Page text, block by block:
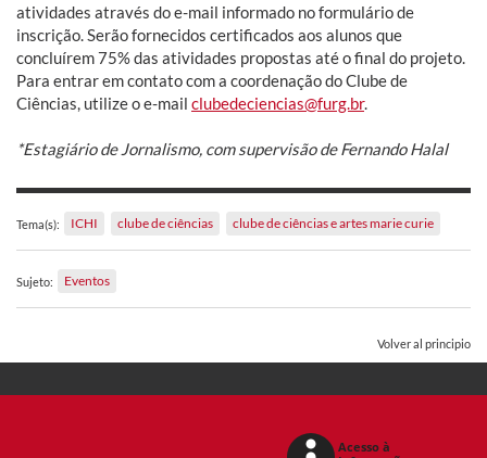
atividades através do e-mail informado no formulário de
inscrição. Serão fornecidos certificados aos alunos que
concluírem 75% das atividades propostas até o final do projeto.
Para entrar em contato com a coordenação do Clube de
Ciências, utilize o e-mail clubedeciencias@furg.br.
*Estagiário de Jornalismo, com supervisão de Fernando Halal
Tema(s): ICHI clube de ciências clube de ciências e artes marie curie
Sujeto: Eventos
Volver al principio